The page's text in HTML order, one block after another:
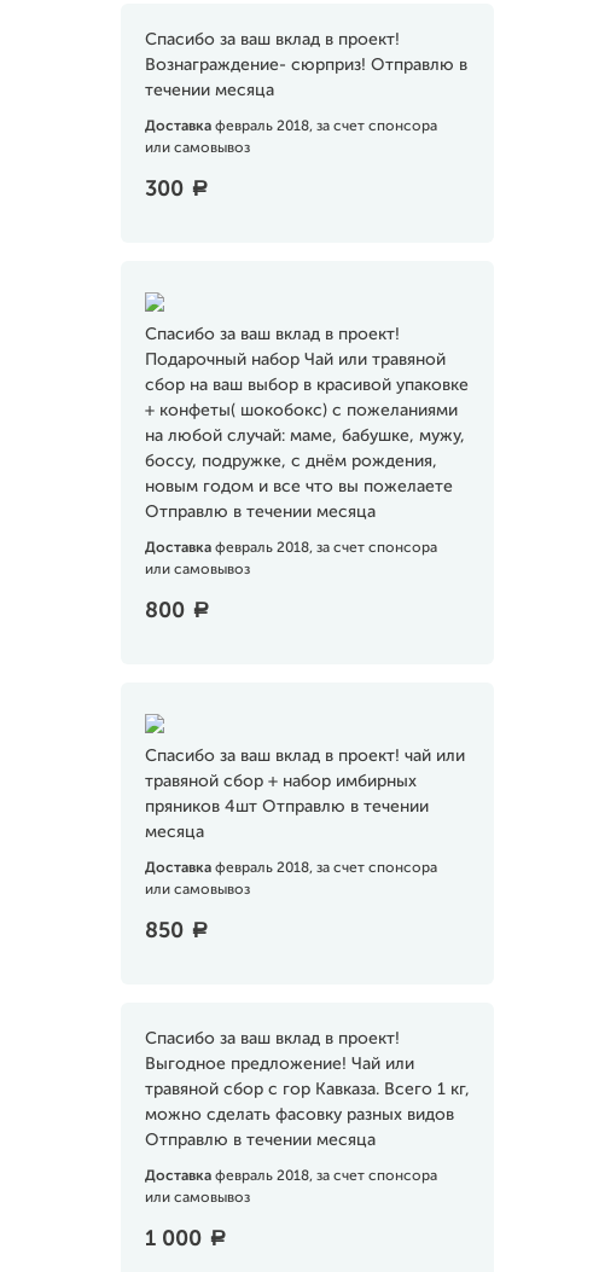
Спасибо за ваш вклад в проект!
Вознаграждение- сюрприз! Отправлю в
течении месяца
Доставка февраль 2018, за счет спонсора
или самовывоз
300 a
Спасибо за ваш вклад в проект!
Подарочный набор Чай или травяной
сбор на ваш выбор в красивой упаковке
+ конфеты( шокобокс) с пожеланиями
на любой случай: маме, бабушке, мужу,
боссу, подружке, с днём рождения,
новым годом и все что вы пожелаете
Отправлю в течении месяца
Доставка февраль 2018, за счет спонсора
или самовывоз
800 a
Спасибо за ваш вклад в проект! чай или
травяной сбор + набор имбирных
пряников 4шт Отправлю в течении
месяца
Доставка февраль 2018, за счет спонсора
или самовывоз
850 a
Спасибо за ваш вклад в проект!
Выгодное предложение! Чай или
травяной сбор с гор Кавказа. Всего 1 кг,
можно сделать фасовку разных видов
Отправлю в течении месяца
Доставка февраль 2018, за счет спонсора
или самовывоз
1 000 a